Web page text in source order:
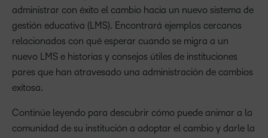
administrar con éxito el cambio hacia un nuevo sistema de
gestión educativa (LMS). Encontrará ejemplos cercanos
relacionados con qué esperar cuando se migra a un
nuevo LMS e historias y consejos útiles de instituciones
pares que han atravesado una administración de cambios
exitosa.
Continúe leyendo para descubrir cómo puede animar a la
comunidad de su institución a adoptar el cambio y darle la